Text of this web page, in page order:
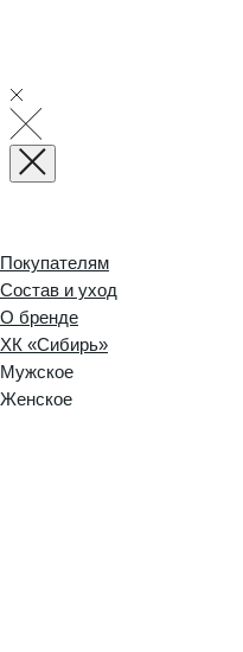
Покупателям
Состав и уход
О бренде
ХК «Сибирь»
Мужское
Женское